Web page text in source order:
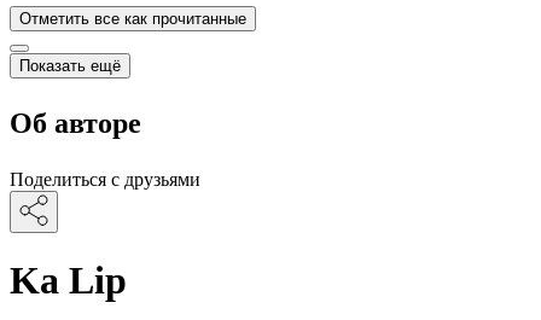
Отметить все как прочитанные
Показать ещё
Об авторе
Поделиться с друзьями
Ka Lip